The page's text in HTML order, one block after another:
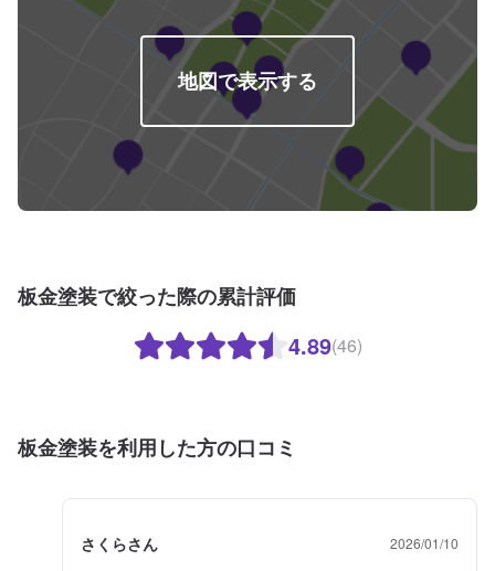
地図で表示する
板金塗装で絞った際の累計評価
4.89(46)
板金塗装を利用した方の口コミ
さくらさん 2026/01/10